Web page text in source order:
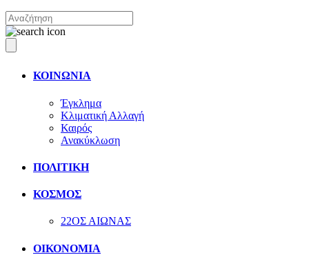
ΚΟΙΝΩΝΙΑ
Έγκλημα
Κλιματική Αλλαγή
Καιρός
Ανακύκλωση
ΠΟΛΙΤΙΚΗ
ΚΟΣΜΟΣ
22ΟΣ ΑΙΩΝΑΣ
ΟΙΚΟΝΟΜΙΑ